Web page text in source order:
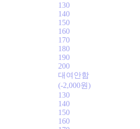
130
140
150
160
170
180
190
200
대여안함
(-2,000원)
130
140
150
160